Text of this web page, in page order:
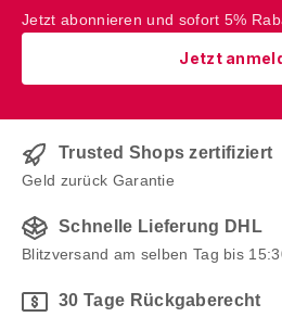
Jetzt abonnieren und sofort 5%
Jetzt
Trusted Shops zertifiziert
Geld zurück Garantie
Schnelle Lieferung DHL
Blitzversand am selben Tag bis
30 Tage Rückgaberecht